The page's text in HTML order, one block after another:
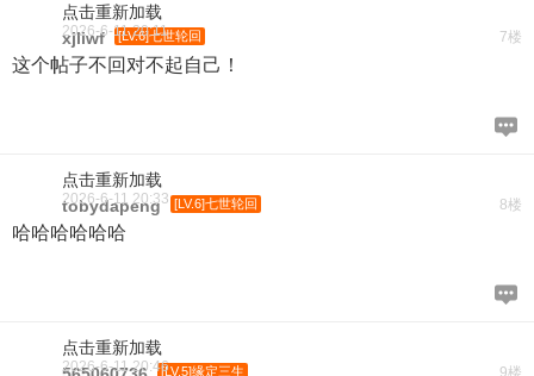
点击重新加载
7楼
xjliwf [LV.6]七世轮回
2026-6-11 20:11
这个帖子不回对不起自己！
点击重新加载
8楼
tobydapeng [LV.6]七世轮回
2026-6-11 20:33
哈哈哈哈哈哈
点击重新加载
9楼
[LV.5]缘定三生
2026-6-11 20:46